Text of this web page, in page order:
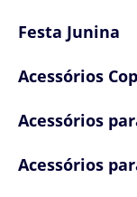
Festa Junina
Acessórios
Acessórios
Acessórios